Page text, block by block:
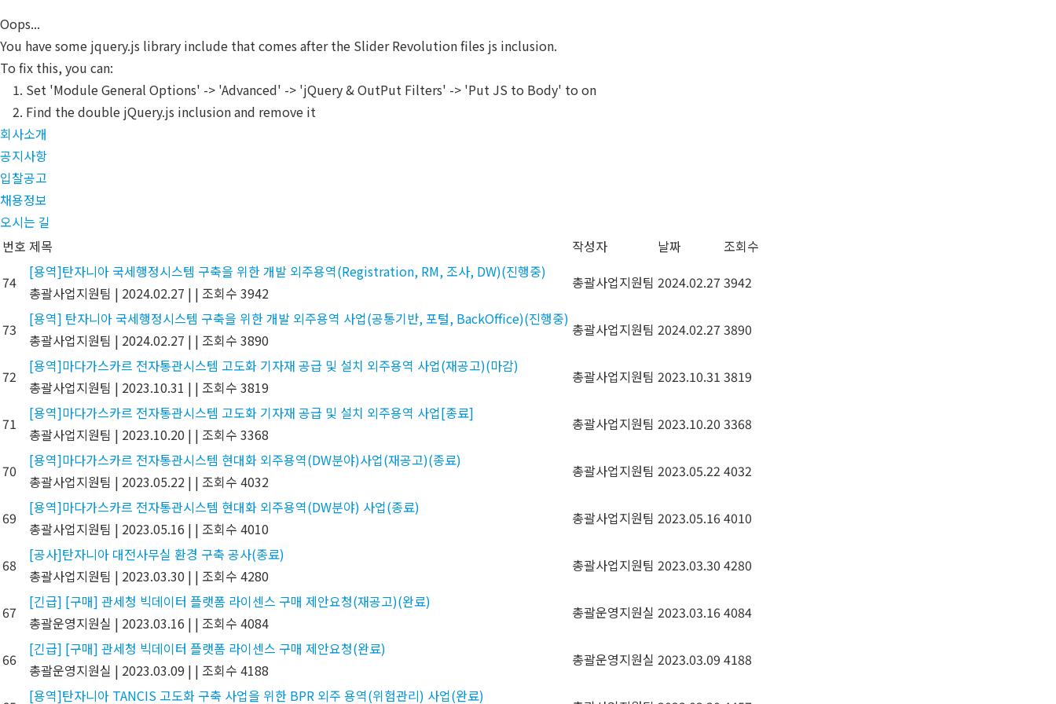
to
main
content
Oops...
You have some jquery.js library include that comes after the Slider Revolution files js inclusion.
To fix this, you can:
1. Set 'Module General Options' -> 'Advanced' -> 'jQuery & OutPut Filters' -> 'Put JS to Body' to on
2. Find the double jQuery.js inclusion and remove it
회사소개
공지사항
입찰공고
채용정보
오시는 길
번호 제목 작성자 날짜
조회수
74
[용역]탄자니아 국세행정시스템 구축을 위한 개발 외주용역(Registration, RM, 조사, DW)(진행중)
총괄사업지원팀 | 2024.02.27 | | 조회수 3942
총괄사업지원팀 2024.02.27 3942
73
[용역] 탄자니아 국세행정시스템 구축을 위한 개발 외주용역 사업(공통기반, 포털, BackOffice)(진행중)
총괄사업지원팀 | 2024.02.27 | | 조회수 3890
총괄사업지원팀 2024.02.27 3890
72
[용역]마다가스카르 전자통관시스템 고도화 기자재 공급 및 설치 외주용역 사업(재공고)(마감)
총괄사업지원팀 | 2023.10.31 | | 조회수 3819
총괄사업지원팀 2023.10.31 3819
71
[용역]마다가스카르 전자통관시스템 고도화 기자재 공급 및 설치 외주용역 사업[종료]
총괄사업지원팀 | 2023.10.20 | | 조회수 3368
총괄사업지원팀 2023.10.20 3368
70
[용역]마다가스카르 전자통관시스템 현대화 외주용역(DW분야)사업(재공고)(종료)
총괄사업지원팀 | 2023.05.22 | | 조회수 4032
총괄사업지원팀 2023.05.22 4032
69
[용역]마다가스카르 전자통관시스템 현대화 외주용역(DW분야) 사업(종료)
총괄사업지원팀 | 2023.05.16 | | 조회수 4010
총괄사업지원팀 2023.05.164010
68
[공사]탄자니아 대전사무실 환경 구축 공사(종료)
총괄사업지원팀 | 2023.03.30 | | 조회수 4280
총괄사업지원팀 2023.03.30 4280
67
[긴급] [구매] 관세청 빅데이터 플랫폼 라이센스 구매 제안요청(재공고)(완료)
총괄운영지원실 | 2023.03.16 | | 조회수 4084
총괄운영지원실 2023.03.164084
66
[긴급] [구매] 관세청 빅데이터 플랫폼 라이센스 구매 제안요청(완료)
총괄운영지원실 | 2023.03.09 | | 조회수 4188
총괄운영지원실 2023.03.09 4188
[용역]탄자니아 TANCIS 고도화 구축 사업을 위한 BPR 외주 용역(위험관리) 사업(완료)